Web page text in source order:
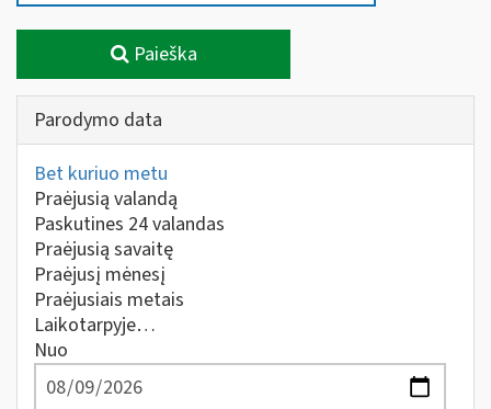
Paieška
Parodymo data
Bet kuriuo metu
Praėjusią valandą
Paskutines 24 valandas
Praėjusią savaitę
Praėjusį mėnesį
Praėjusiais metais
Laikotarpyje…
Nuo